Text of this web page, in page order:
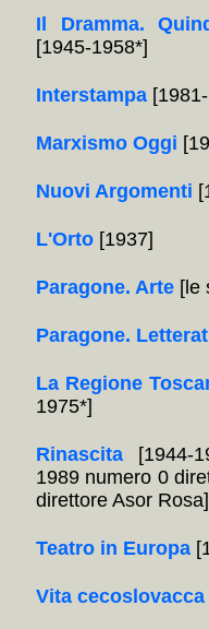
Il Dramma.
[1945-1958*]
Interstampa
Marxismo Oggi
Nuovi Argomenti
L'Orto [1937]
Paragone. Arte [le
Paragone.
La Regione
1975*]
Rinascita [1944-
1989 numero 0
direttore Asor Rosa]
Teatro in Europa
Vita cecoslovacca